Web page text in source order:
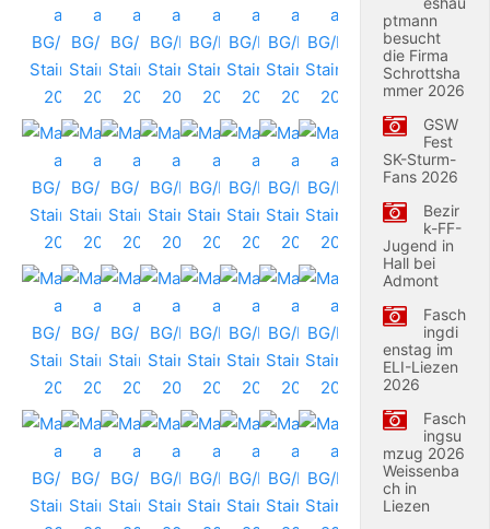
ptmann
besucht
die Firma
Schrottsha
mmer 2026
GSW
Fest
SK-Sturm-
Fans 2026
Bezir
k-FF-
Jugend in
Hall bei
Admont
Fasch
ingdi
enstag im
ELI-Liezen
2026
Fasch
ingsu
mzug 2026
Weissenba
ch in
Liezen